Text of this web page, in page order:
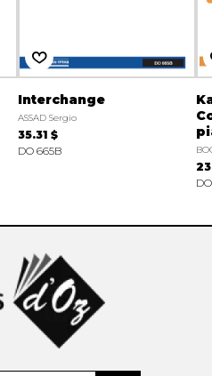
Interchange
ASSAD Sergio
35.31 $
DO 665B